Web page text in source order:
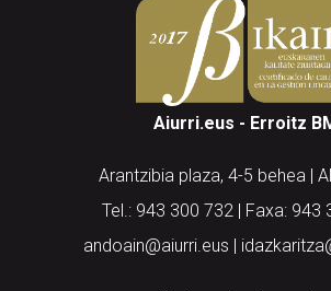
Aiurri.eus - Erroitz
Arantzibia plaza, 4-5 behea |
Tel.: 943 300 732 | Faxa: 943
andoain@aiurri.eus |